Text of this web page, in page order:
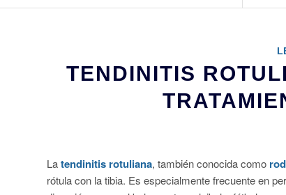
TENDINITIS
Latendinitis rotuliana, también conocida como
rótula con la tibia. Es especialmente frecuente en